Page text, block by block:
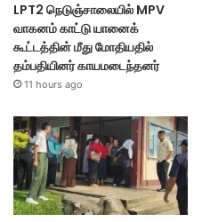
LPT2 நெடுஞ்சாலையில் MPV
வாகனம் காட்டு யானைக்
கூட்டத்தின் மீது மோதியதில்
தம்பதியினர் காயமடைந்தனர்
11 hours ago